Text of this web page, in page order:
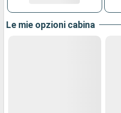
Le mie opzioni cabina